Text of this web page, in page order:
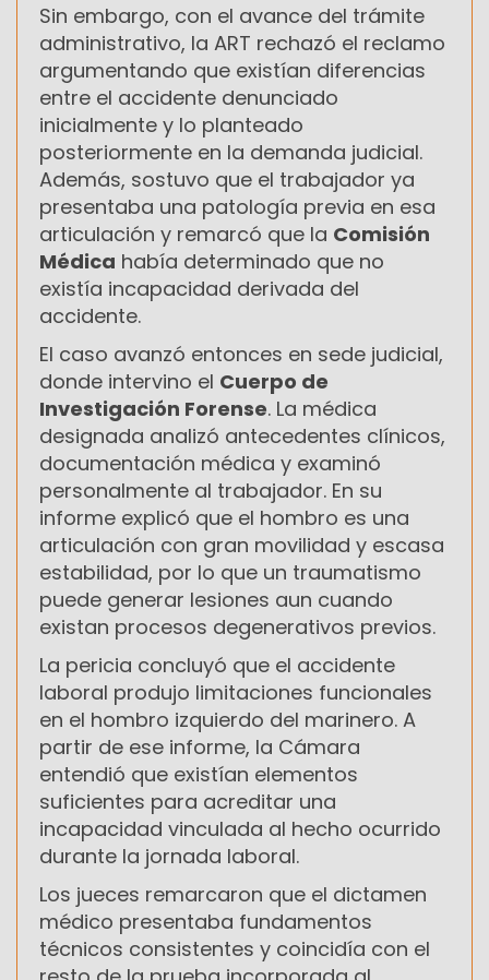
Sin embargo, con el avance del trámite
administrativo, la ART rechazó el reclamo
argumentando que existían diferencias
entre el accidente denunciado
inicialmente y lo planteado
posteriormente en la demanda judicial.
Además, sostuvo que el trabajador ya
presentaba una patología previa en esa
articulación y remarcó que la Comisión
Médica había determinado que no
existía incapacidad derivada del
accidente.
El caso avanzó entonces en sede judicial,
donde intervino el Cuerpo de
Investigación Forense. La médica
designada analizó antecedentes clínicos,
documentación médica y examinó
personalmente al trabajador. En su
informe explicó que el hombro es una
articulación con gran movilidad y escasa
estabilidad, por lo que un traumatismo
puede generar lesiones aun cuando
existan procesos degenerativos previos.
La pericia concluyó que el accidente
laboral produjo limitaciones funcionales
en el hombro izquierdo del marinero. A
partir de ese informe, la Cámara
entendió que existían elementos
suficientes para acreditar una
incapacidad vinculada al hecho ocurrido
durante la jornada laboral.
Los jueces remarcaron que el dictamen
médico presentaba fundamentos
técnicos consistentes y coincidía con el